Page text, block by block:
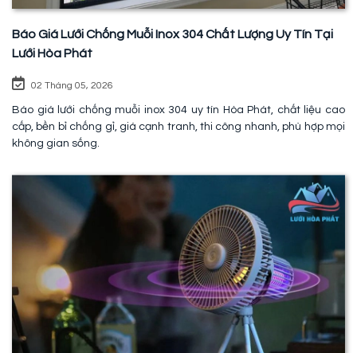
Báo Giá Lưới Chống Muỗi Inox 304 Chất Lượng Uy Tín Tại
Lưới Hòa Phát
02 Tháng 05, 2026
Báo giá lưới chống muỗi inox 304 uy tín Hòa Phát, chất liệu cao
cấp, bền bỉ chống gỉ, giá cạnh tranh, thi công nhanh, phù hợp mọi
không gian sống.